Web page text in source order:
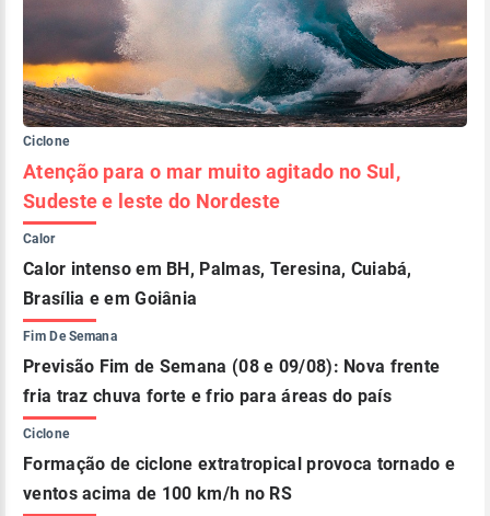
Ciclone
Atenção para o mar muito agitado no Sul,
Sudeste e leste do Nordeste
Calor
Calor intenso em BH, Palmas, Teresina, Cuiabá,
Brasília e em Goiânia
Fim De Semana
Previsão Fim de Semana (08 e 09/08): Nova frente
fria traz chuva forte e frio para áreas do país
Ciclone
Formação de ciclone extratropical provoca tornado e
ventos acima de 100 km/h no RS